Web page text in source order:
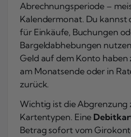
Abrechnungsperiode –
Kalendermonat. Du kannst
für Einkäufe, Buchungen
Bargeldabhebungen
Geld auf dem Konto haben
am Monatsende oder in
zurück.
Wichtig ist die Abgrenzung
Kartentypen. Eine
Betrag sofort vom